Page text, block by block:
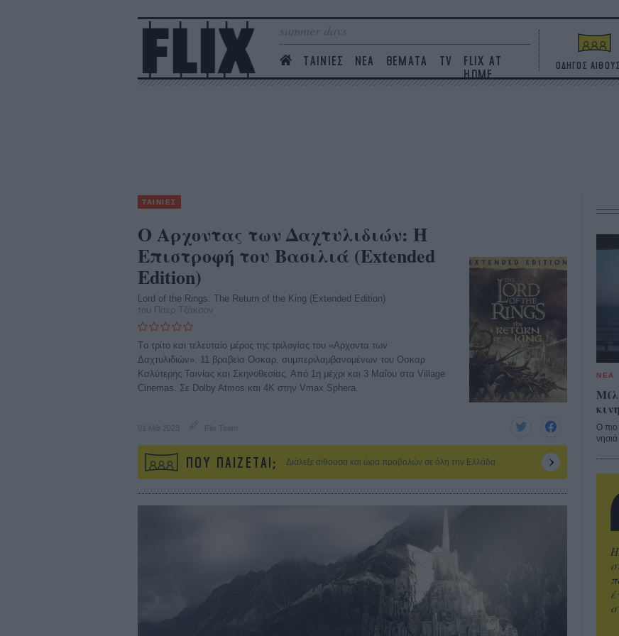
summer days
ΤΑΙΝΙΕΣ ΝΕΑ ΘΕΜΑΤΑ TV
FLIX AT
HOME
ΟΔΗΓΟΣ
ΤΑΙΝΙΕΣ
Ο Αρχοντας των Δαχτυλιδιών: Η
Επιστροφή του Βασιλιά (Extended
Edition)
Lord of the Rings: The Return of the King (Extended Edition)
του Πίτερ Τζάκσον
Tο τρίτο και τελευταίο μέρος της τριλογίας του «Αρχοντα των
Δαχτυλιδιών». 11 βραβεία Οσκαρ, συμπεριλαμβανομένων του Οσκαρ
Καλύτερης Ταινίας και Σκηνοθεσίας. Από 1η μέχρι και 3 Μαΐου στα Village
Cinemas. Σε Dolby Atmos και 4K στην Vmax Sphera.
01 Μάι 2023 Flix Team
ΠΟΥ ΠΑΙΖΕΤΑΙ; Διάλεξε αίθουσα και ώρα προβολών σε όλη την Ελλάδα
ΝΕΑ
Ο πιο